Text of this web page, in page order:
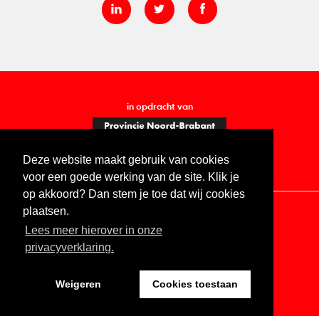
Deze website maakt gebruik van cookies
voor een goede werking van de site. Klik je
op akkoord? Dan stem je toe dat wij cookies
plaatsen.
Lees meer hierover in onze
privacyverklaring.
Weigeren Cookies toestaan
in opdracht van
Contact Vacatures ANBI
Digitale toegankelijkheid